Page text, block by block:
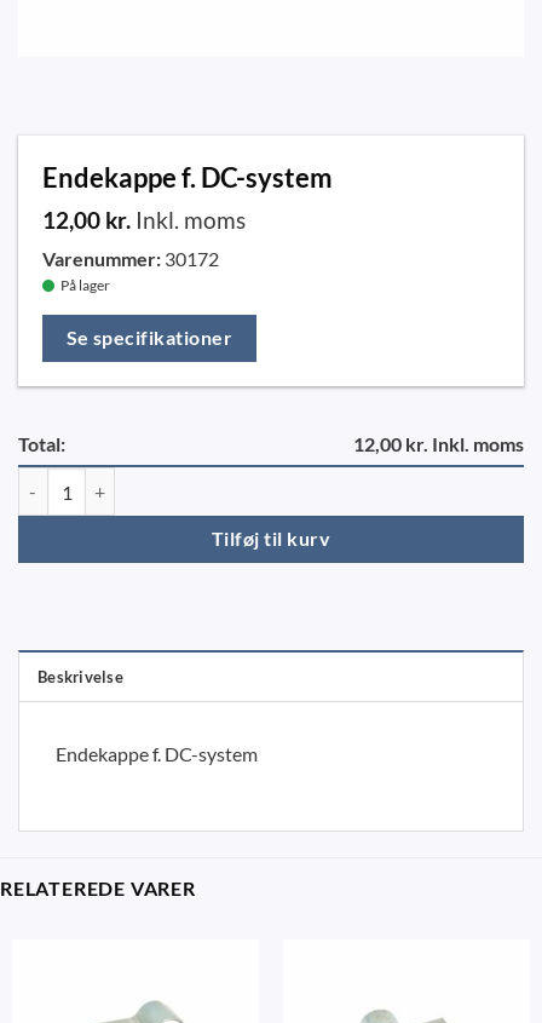
Endekappe f. DC-system
12,00 kr. Inkl. moms
Varenummer: 30172
På lager
Se specifikationer
Total: 12,00 kr. Inkl. moms
Tilføj til kurv
Beskrivelse
Endekappe f. DC-system
RELATEREDE VARER